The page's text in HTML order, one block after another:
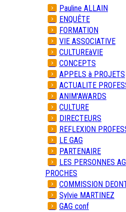
Pauline ALLAIN
ENQUÊTE
FORMATION
VIE ASSOCIATIVE
CULTUREàVIE
CONCEPTS
APPELS à PROJETS
ACTUALITE
ANIM'AWARDS
CULTURE
DIRECTEURS
REFLEXION
LE GAG
PARTENAIRE
LES PERSONNES
PROCHES
COMMISSION
Sylvie MARTINEZ
GAG conf